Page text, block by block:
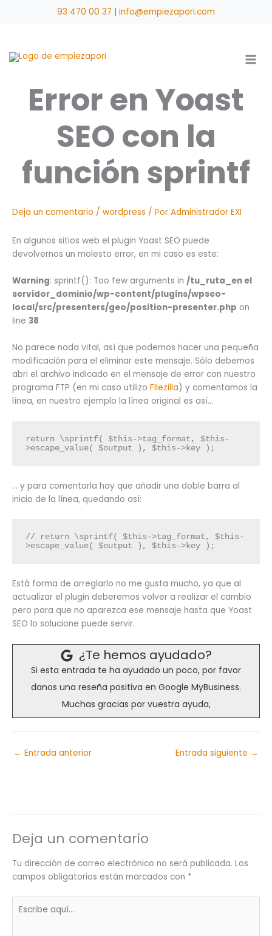
93 470 00 37 | info@empiezapori.com
Error en Yoast
SEO con la
función sprintf
Deja un comentario / wordpress / Por Administrador EXI
En algunos sitios web el plugin Yoast SEO puede
devolvernos un molesto error, en mi caso es este:
Warning: sprintf(): Too few arguments in /tu_ruta_en el
servidor_dominio/wp-content/plugins/wpseo-
local/src/presenters/geo/position-presenter.php on
line 38
No parece nada vital, así que podemos hacer una pequeña
modificación para el eliminar este mensaje. Sólo debemos
abri el archivo indicado en el mensaje de error con nuestro
programa FTP (en mi caso utilizo FIlezilla) y comentamos la
línea, en nuestro ejemplo la línea original es así…
return \sprintf( $this->tag_format, $this-
>escape_value( $output ), $this->key );
… y para comentarla hay que añadir una doble barra al
inicio de la línea, quedando así:
// return \sprintf( $this->tag_format, $this-
>escape_value( $output ), $this->key );
Está forma de arreglarlo no me gusta mucho, ya que al
actualizar el plugin deberemos volver a realizar el cambio
pero para que no aparezca ese mensaje hasta que Yoast
SEO lo solucione puede servir.
¿Te hemos ayudado?
Si esta entrada te ha ayudado un poco, por favor
danos una reseña positiva en Google MyBusiness.
Muchas gracias por vuestra ayuda,
← Entrada anterior Entrada siguiente →
Deja un comentario
Tu dirección de correo electrónico no será publicada. Los
campos obligatorios están marcados con *
aquí...